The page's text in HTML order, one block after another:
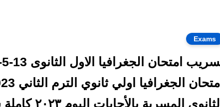
Exams
الثانوي المسربة بالأجابات اليوم ٢٠٢٣ كاملة شاومينج بيغشش ثانوية عامة